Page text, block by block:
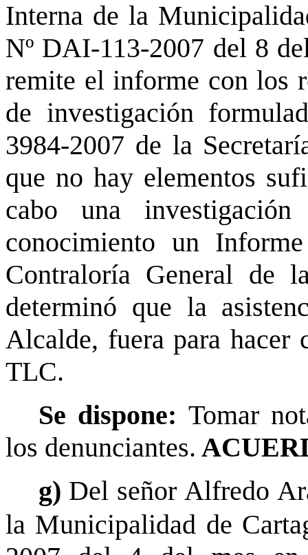
Interna de la
Nº DAI-113-2007 del 8
remite el informe con los
de investigación
3984-2007 de la
que no hay elementos
cabo una
conocimiento un
Contraloría General de
determinó que la
Alcalde, fuera para hacer
TLC.
Se dispone:Tomar
los denunciantes.
g) Del señor Alfredo
la Municipalidad de